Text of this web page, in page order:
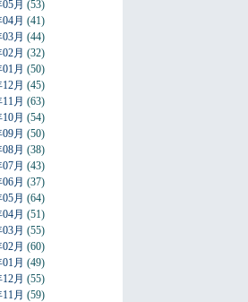
月 (53)
月 (41)
月 (44)
月 (32)
月 (50)
月 (45)
月 (63)
月 (54)
月 (50)
月 (38)
月 (43)
月 (37)
月 (64)
月 (51)
月 (55)
月 (60)
月 (49)
月 (55)
月 (59)